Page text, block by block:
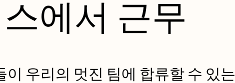
에서 근무
이 우리의 멋진 팀에 합류할 수 있는